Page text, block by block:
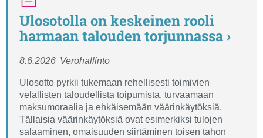
Ulosotolla on keskeinen rooli
harmaan talouden torjunnassa ›
8.6.2026 Verohallinto
Ulosotto pyrkii tukemaan rehellisesti toimivien
velallisten taloudellista toipumista, turvaamaan
maksumoraalia ja ehkäisemään väärinkäytöksiä.
Tällaisia väärinkäytöksiä ovat esimerkiksi tulojen
salaaminen, omaisuuden siirtäminen toisen tahon